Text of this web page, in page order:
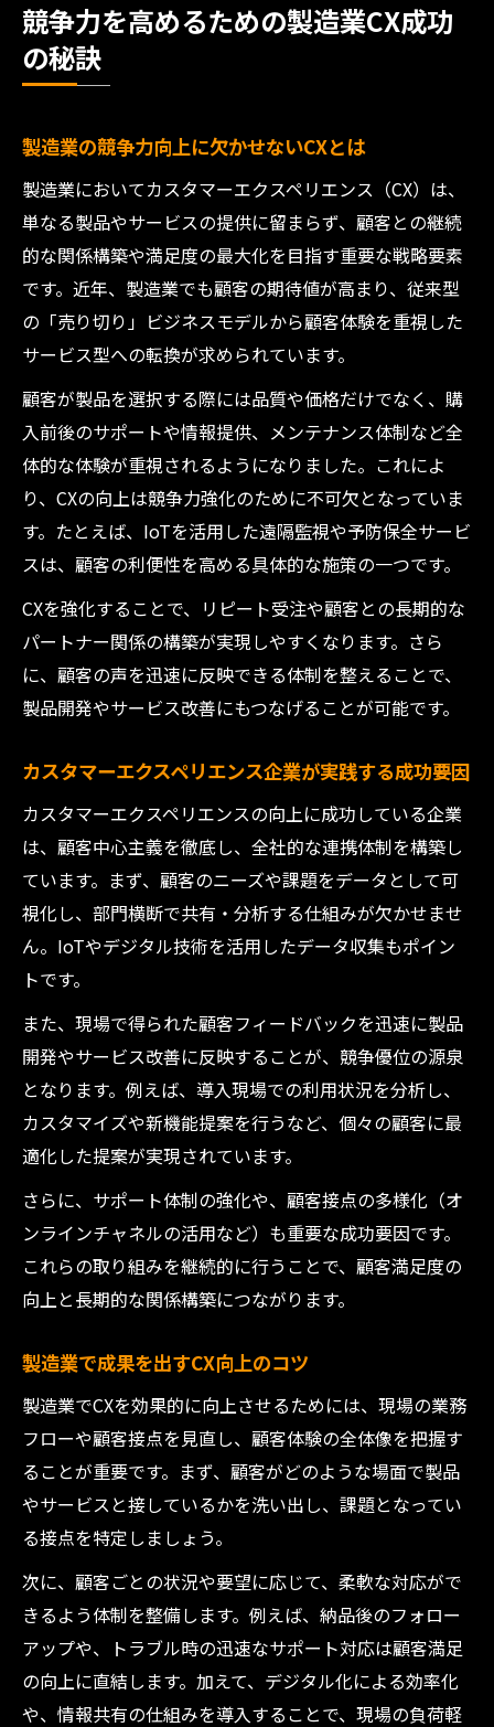
競争力を高めるための製造業CX成功
の秘訣
製造業の競争力向上に欠かせないCXとは
製造業においてカスタマーエクスペリエンス（CX）は、
単なる製品やサービスの提供に留まらず、顧客との継続
的な関係構築や満足度の最大化を目指す重要な戦略要素
です。近年、製造業でも顧客の期待値が高まり、従来型
の「売り切り」ビジネスモデルから顧客体験を重視した
サービス型への転換が求められています。
顧客が製品を選択する際には品質や価格だけでなく、購
入前後のサポートや情報提供、メンテナンス体制など全
体的な体験が重視されるようになりました。これによ
り、CXの向上は競争力強化のために不可欠となっていま
す。たとえば、IoTを活用した遠隔監視や予防保全サービ
スは、顧客の利便性を高める具体的な施策の一つです。
CXを強化することで、リピート受注や顧客との長期的な
パートナー関係の構築が実現しやすくなります。さら
に、顧客の声を迅速に反映できる体制を整えることで、
製品開発やサービス改善にもつなげることが可能です。
カスタマーエクスペリエンス企業が実践する成功要因
カスタマーエクスペリエンスの向上に成功している企業
は、顧客中心主義を徹底し、全社的な連携体制を構築し
ています。まず、顧客のニーズや課題をデータとして可
視化し、部門横断で共有・分析する仕組みが欠かせませ
ん。IoTやデジタル技術を活用したデータ収集もポイン
トです。
また、現場で得られた顧客フィードバックを迅速に製品
開発やサービス改善に反映することが、競争優位の源泉
となります。例えば、導入現場での利用状況を分析し、
カスタマイズや新機能提案を行うなど、個々の顧客に最
適化した提案が実現されています。
さらに、サポート体制の強化や、顧客接点の多様化（オ
ンラインチャネルの活用など）も重要な成功要因です。
これらの取り組みを継続的に行うことで、顧客満足度の
向上と長期的な関係構築につながります。
製造業で成果を出すCX向上のコツ
製造業でCXを効果的に向上させるためには、現場の業務
フローや顧客接点を見直し、顧客体験の全体像を把握す
ることが重要です。まず、顧客がどのような場面で製品
やサービスと接しているかを洗い出し、課題となってい
る接点を特定しましょう。
次に、顧客ごとの状況や要望に応じて、柔軟な対応がで
きるよう体制を整備します。例えば、納品後のフォロー
アップや、トラブル時の迅速なサポート対応は顧客満足
の向上に直結します。加えて、デジタル化による効率化
や、情報共有の仕組みを導入することで、現場の負荷軽